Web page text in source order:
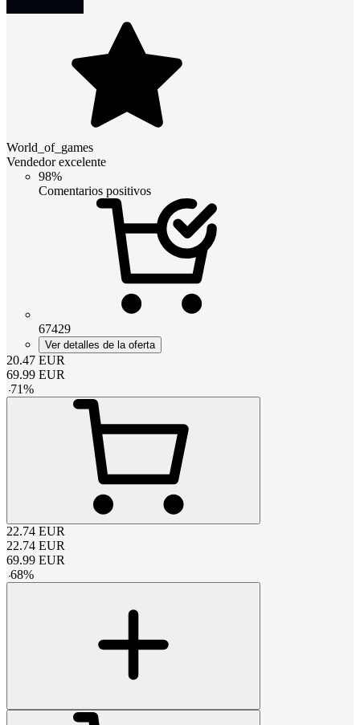
World_of_games
Vendedor excelente
98%
Comentarios positivos
67429
Ver detalles de la oferta
20.47 EUR
69.99 EUR
-71%
22.74 EUR
22.74 EUR
69.99 EUR
-68%